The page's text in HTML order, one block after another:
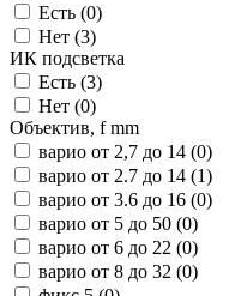
Есть (0)
Нет (3)
ИК подсветка
Есть (3)
Нет (0)
Объектив, f mm
варио от 2,7 до 14 (0)
варио от 2.7 до 14 (1)
варио от 3.6 до 16 (0)
варио от 5 до 50 (0)
варио от 6 до 22 (0)
варио от 8 до 32 (0)